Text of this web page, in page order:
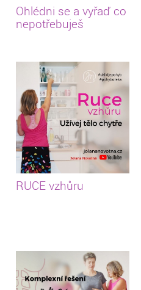
Ohlédni se a vyřaď co
nepotřebuješ
RUCE vzhůru